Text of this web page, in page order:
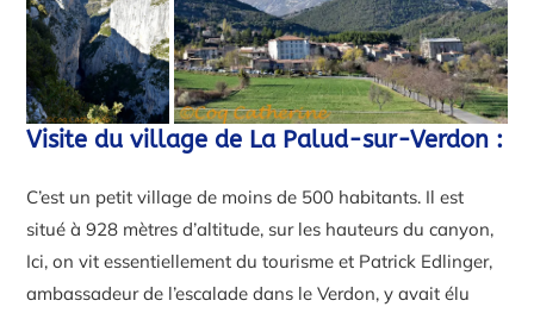
Visite du village de La Palud-sur-Verdon :
C’est un petit village de moins de 500 habitants. Il est
situé à 928 mètres d’altitude, sur les hauteurs du canyon,
Ici, on vit essentiellement du tourisme et Patrick Edlinger,
ambassadeur de l’escalade dans le Verdon, y avait élu